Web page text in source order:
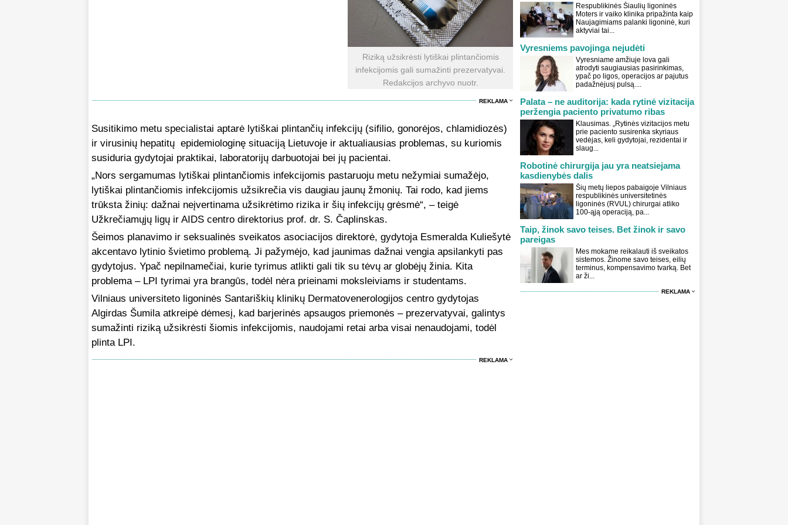
Riziką užsikrėsti lytiškai plintančiomis
infekcijomis gali sumažinti prezervatyvai.
Redakcijos archyvo nuotr.
REKLAMA
Susitikimo metu specialistai aptarė lytiškai plintančių infekcijų (sifilio, gonorėjos, chlamidiozės)
ir virusinių hepatitų epidemiologinę situaciją Lietuvoje ir aktualiausias problemas, su kuriomis
susiduria gydytojai praktikai, laboratorijų darbuotojai bei jų pacientai.
„Nors sergamumas lytiškai plintančiomis infekcijomis pastaruoju metu nežymiai sumažėjo,
lytiškai plintančiomis infekcijomis užsikrečia vis daugiau jaunų žmonių. Tai rodo, kad jiems
trūksta žinių: dažnai neįvertinama užsikrėtimo rizika ir šių infekcijų grėsmė“, – teigė
Užkrečiamųjų ligų ir AIDS centro direktorius prof. dr. S. Čaplinskas.
Šeimos planavimo ir seksualinės sveikatos asociacijos direktorė, gydytoja Esmeralda Kuliešytė
akcentavo lytinio švietimo problemą. Ji pažymėjo, kad jaunimas dažnai vengia apsilankyti pas
gydytojus. Ypač nepilnamečiai, kurie tyrimus atlikti gali tik su tėvų ar globėjų žinia. Kita
problema – LPI tyrimai yra brangūs, todėl nėra prieinami moksleiviams ir studentams.
Vilniaus universiteto ligoninės Santariškių klinikų Dermatovenerologijos centro gydytojas
Algirdas Šumila atkreipė dėmesį, kad barjerinės apsaugos priemonės – prezervatyvai, galintys
sumažinti riziką užsikrėsti šiomis infekcijomis, naudojami retai arba visai nenaudojami, todėl
plinta LPI.
REKLAMA
Respublikinės Šiaulių ligoninės
Moters ir vaiko klinika pripažinta kaip
Naujagimiams palanki ligoninė, kuri
aktyviai tai...
Vyresniems pavojinga nejudėti
Vyresniame amžiuje lova gali
atrodyti saugiausias pasirinkimas,
ypač po ligos, operacijos ar pajutus
padažnėjusį pulsą....
Palata – ne auditorija: kada rytinė vizitacija
peržengia paciento privatumo ribas
Klausimas. „Rytinės vizitacijos metu
prie paciento susirenka skyriaus
vedėjas, keli gydytojai, rezidentai ir
slaug...
Robotinė chirurgija jau yra neatsiejama
kasdienybės dalis
Šių metų liepos pabaigoje Vilniaus
respublikinės universitetinės
ligoninės (RVUL) chirurgai atliko
100-ąją operaciją, pa...
Taip, žinok savo teises. Bet žinok ir savo
pareigas
Mes mokame reikalauti iš sveikatos
sistemos. Žinome savo teises, eilių
terminus, kompensavimo tvarką. Bet
ar ži...
REKLAMA